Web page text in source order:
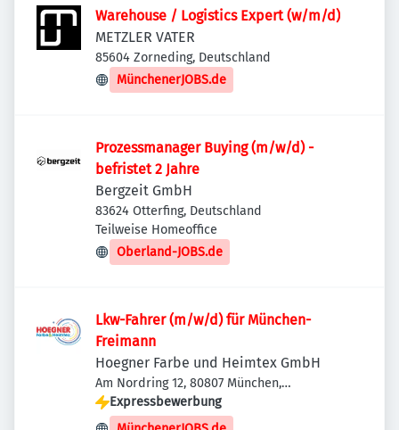
Warehouse / Logistics Expert (w/m/d)
METZLER VATER
85604 Zorneding, Deutschland
MünchenerJOBS.de
Prozessmanager Buying (m/w/d) -
befristet 2 Jahre
Bergzeit GmbH
83624 Otterfing, Deutschland
Teilweise Homeoffice
Oberland-JOBS.de
Lkw-Fahrer (m/w/d) für München-
Freimann
Hoegner Farbe und Heimtex GmbH
Am Nordring 12, 80807 München,
Deutschland
Expressbewerbung